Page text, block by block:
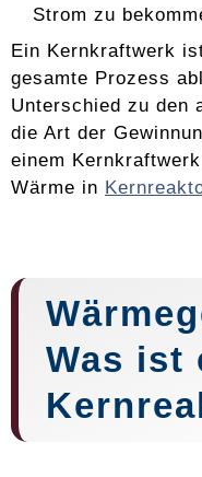
Strom zu
Ein Kernkraftwerk
gesamte Prozess
Unterschied zu den
die Art der
einem
Wärme in
Was ist